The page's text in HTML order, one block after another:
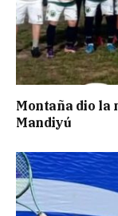
Montaña dio la
Mandiyú